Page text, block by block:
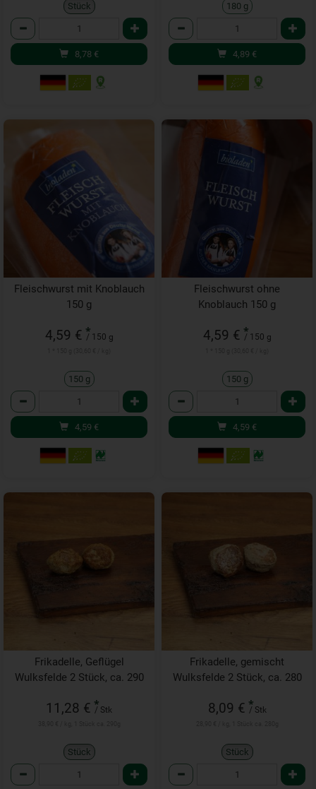
Stück
Anzahl
8,78 €
180 g
Anzahl
4,89 €
Fleischwurst mit Knoblauch
150 g
4,59 € *
/ 150 g
150 g
Anzahl
4,59 €
Fleischwurst ohne
Knoblauch 150 g
4,59 € *
/ 150 g
150 g
Anzahl
4,59 €
Frikadelle, Geflügel
Wulksfelde 2 Stück, ca. 290
11,28 € *
/ Stk
Stück
Anzahl
Frikadelle, gemischt
Wulksfelde 2 Stück, ca. 280
8,09 € *
/ Stk
Stück
Anzahl